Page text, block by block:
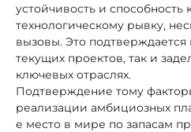
устойчивость и способность
технологическому рывку,
вызовы. Это подтверждается
текущих проектов, так и
ключевых отраслях.
Подтверждение тому
реализации амбициозных
е место в мире по запасам